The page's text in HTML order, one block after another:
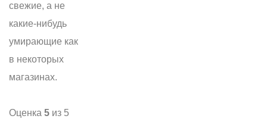
свежие, а не
какие-нибудь
умирающие как
в некоторых
магазинах.
Оценка 5 из 5